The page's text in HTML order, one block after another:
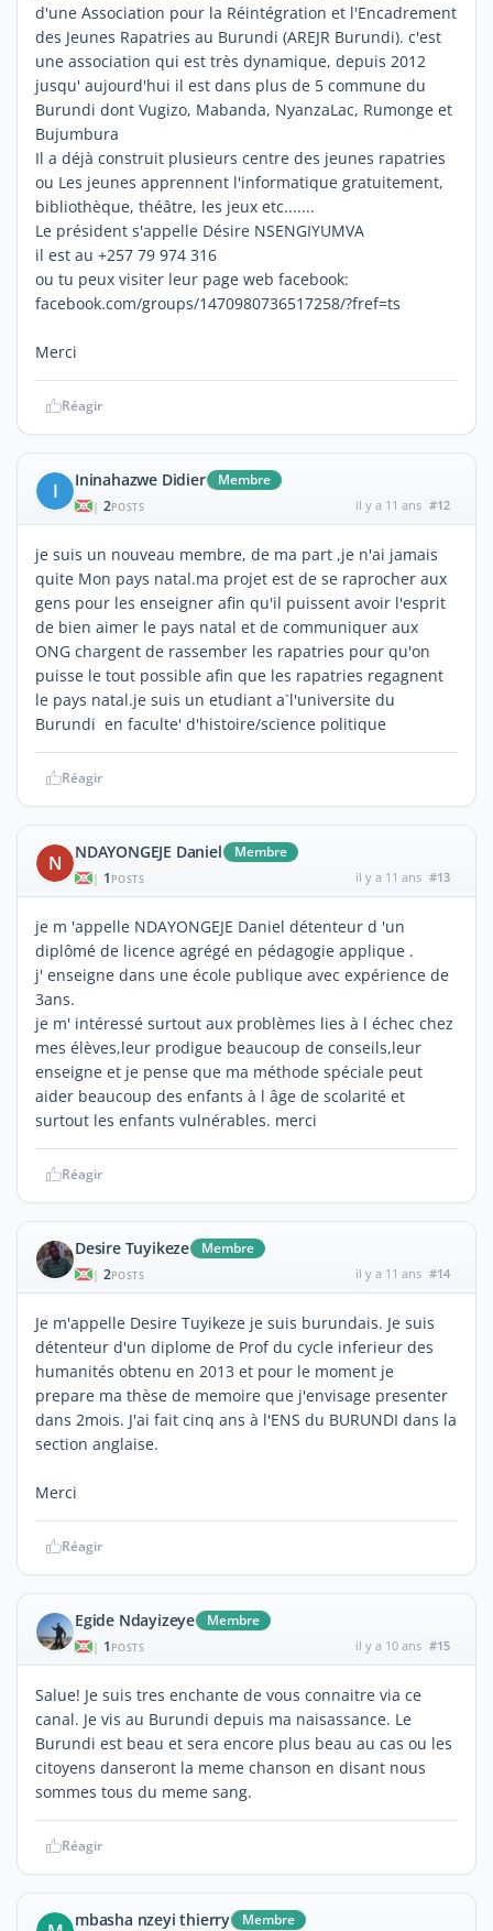
d'une Association pour la Réintégration et l'Encadrement
des Jeunes Rapatries au Burundi (AREJR Burundi). c'est
une association qui est très dynamique, depuis 2012
jusqu' aujourd'hui il est dans plus de 5 commune du
Burundi dont Vugizo, Mabanda, NyanzaLac, Rumonge et
Bujumbura
Il a déjà construit plusieurs centre des jeunes rapatries
ou Les jeunes apprennent l'informatique gratuitement,
bibliothèque, théâtre, les jeux etc.......
Le président s'appelle Désire NSENGIYUMVA
il est au +257 79 974 316
ou tu peux visiter leur page web facebook:
facebook.com/groups/1470980736517258/?fref=ts
Merci
Réagir
I Ininahazwe Didier Membre
| 2POSTS il y a 11 ans #12
je suis un nouveau membre, de ma part ,je n'ai jamais
quite Mon pays natal.ma projet est de se raprocher aux
gens pour les enseigner afin qu'il puissent avoir l'esprit
de bien aimer le pays natal et de communiquer aux
ONG chargent de rassember les rapatries pour qu'on
puisse le tout possible afin que les rapatries regagnent
le pays natal.je suis un etudiant a`l'universite du
Burundi en faculte' d'histoire/science politique
Réagir
N NDAYONGEJE Daniel Membre
| 1 POSTS il y a 11 ans #13
je m 'appelle NDAYONGEJE Daniel détenteur d 'un
diplômé de licence agrégé en pédagogie applique .
j' enseigne dans une école publique avec expérience de
3ans.
je m' intéressé surtout aux problèmes lies à l échec chez
mes élèves,leur prodigue beaucoup de conseils,leur
enseigne et je pense que ma méthode spéciale peut
aider beaucoup des enfants à l âge de scolarité et
surtout les enfants vulnérables. merci
Réagir
Desire Tuyikeze Membre
| 2POSTS il y a 11 ans #14
Je m'appelle Desire Tuyikeze je suis burundais. Je suis
détenteur d'un diplome de Prof du cycle inferieur des
humanités obtenu en 2013 et pour le moment je
prepare ma thèse de memoire que j'envisage presenter
dans 2mois. J'ai fait cinq ans à l'ENS du BURUNDI dans la
section anglaise.
Merci
Réagir
Egide Ndayizeye Membre
| 1 POSTS il y a 10 ans #15
Salue! Je suis tres enchante de vous connaitre via ce
canal. Je vis au Burundi depuis ma naisassance. Le
Burundi est beau et sera encore plus beau au cas ou les
citoyens danseront la meme chanson en disant nous
sommes tous du meme sang.
Réagir
mbasha nzeyi thierry Membre